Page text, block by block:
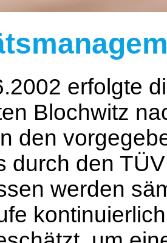
erfolgte
Blochwitz
den
durch den
werden